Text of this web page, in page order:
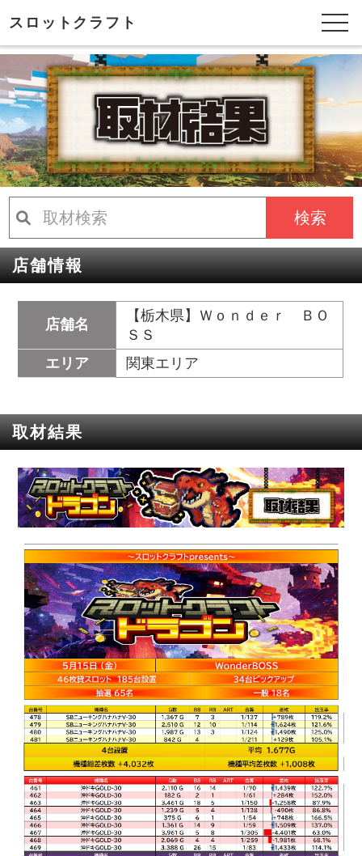
スロットクラフト
検索
店舗情報
店舗名
【栃木県】Ｗｏｎｄｅｒ ＢＯ
ＳＳ
エリア
関東エリア
取材結果